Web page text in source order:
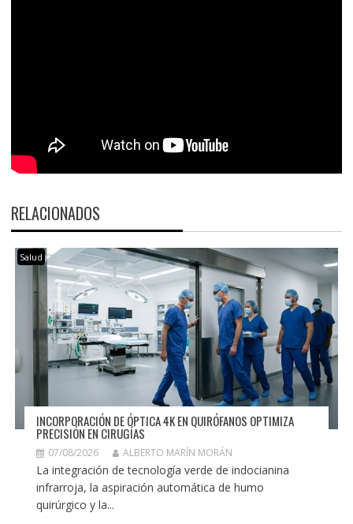
RELACIONADOS
Salud
INCORPORACIÓN DE ÓPTICA 4K EN QUIRÓFANOS OPTIMIZA
PRECISIÓN EN CIRUGÍAS
07/08/2026 ALBERTO MARÍN MORÁN
La integración de tecnología verde de indocianina
infrarroja, la aspiración automática de humo
quirúrgico y la...